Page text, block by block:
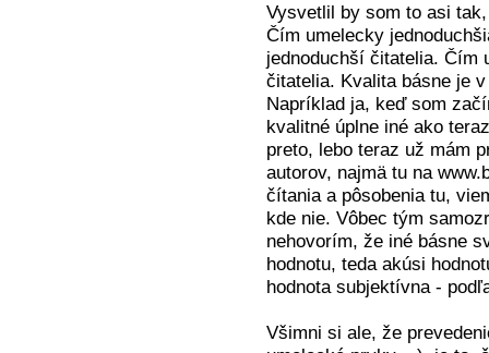
Vysvetlil by som to asi
Čím umelecky
jednoduchší čitatelia. Čím
čitatelia. Kvalita básne je
Napríklad ja, keď som
kvalitné úplne iné ako
preto, lebo teraz už mám
autorov, najmä tu na
čítania a pôsobenia tu,
kde nie. Vôbec tým
nehovorím, že iné básne
hodnotu, teda akúsi
hodnota subjektívna -
Všimni si ale, že